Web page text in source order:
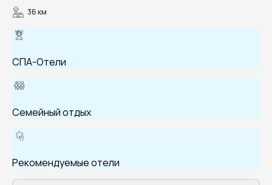
36 км
СПА-Отели
Семейный отдых
Рекомендуемые отели